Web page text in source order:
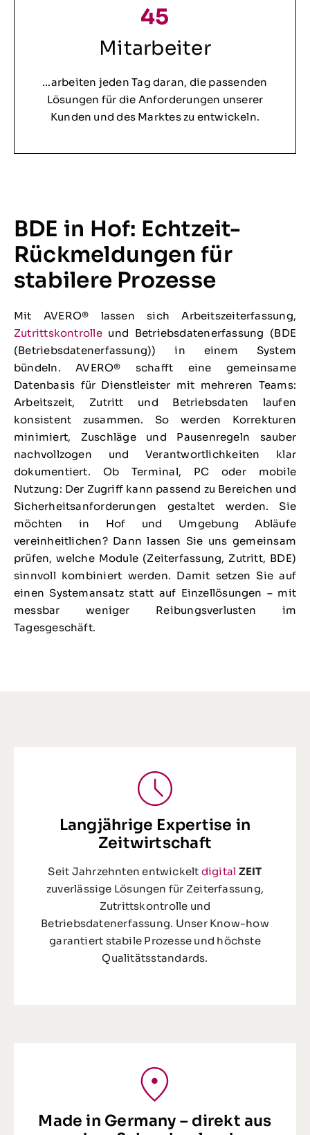
45
Mitarbeiter
…arbeiten jeden Tag daran, die passenden
Lösungen für die Anforderungen unserer
Kunden und des Marktes zu entwickeln.
BDE in Hof: Echtzeit-
Rückmeldungen für
stabilere Prozesse
Mit AVERO® lassen sich Arbeitszeiterfassung,
Zutrittskontrolleund Betriebsdatenerfassung (BDE
(Betriebsdatenerfassung)) in einem System
bündeln. AVERO® schafft eine gemeinsame
Datenbasis für Dienstleister mit mehreren Teams:
Arbeitszeit, Zutritt und Betriebsdaten laufen
konsistent zusammen. So werden Korrekturen
minimiert, Zuschläge und Pausenregeln sauber
nachvollzogen und Verantwortlichkeiten klar
dokumentiert. Ob Terminal, PC oder mobile
Nutzung: Der Zugriff kann passend zu Bereichen und
Sicherheitsanforderungen gestaltet werden. Sie
möchten in Hof und Umgebung Abläufe
vereinheitlichen? Dann lassen Sie uns gemeinsam
prüfen, welche Module (Zeiterfassung, Zutritt, BDE)
sinnvoll kombiniert werden. Damit setzen Sie auf
einen Systemansatz statt auf Einzellösungen – mit
messbar weniger Reibungsverlusten im
Tagesgeschäft.
Langjährige Expertise in
Zeitwirtschaft
Seit Jahrzehnten entwickelt digital ZEIT
zuverlässige Lösungen für Zeiterfassung,
Zutrittskontrolle und
Betriebsdatenerfassung. Unser Know-how
garantiert stabile Prozesse und höchste
Qualitätsstandards.
Made in Germany – direkt aus